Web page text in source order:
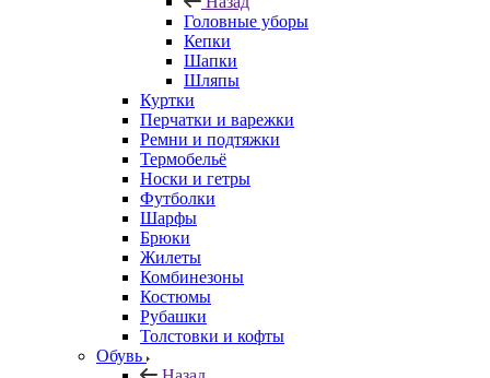
Головные уборы
Кепки
Шапки
Шляпы
Куртки
Перчатки и варежки
Ремни и подтяжки
Термобельё
Носки и гетры
Футболки
Шарфы
Брюки
Жилеты
Комбинезоны
Костюмы
Рубашки
Толстовки и кофты
Обувь